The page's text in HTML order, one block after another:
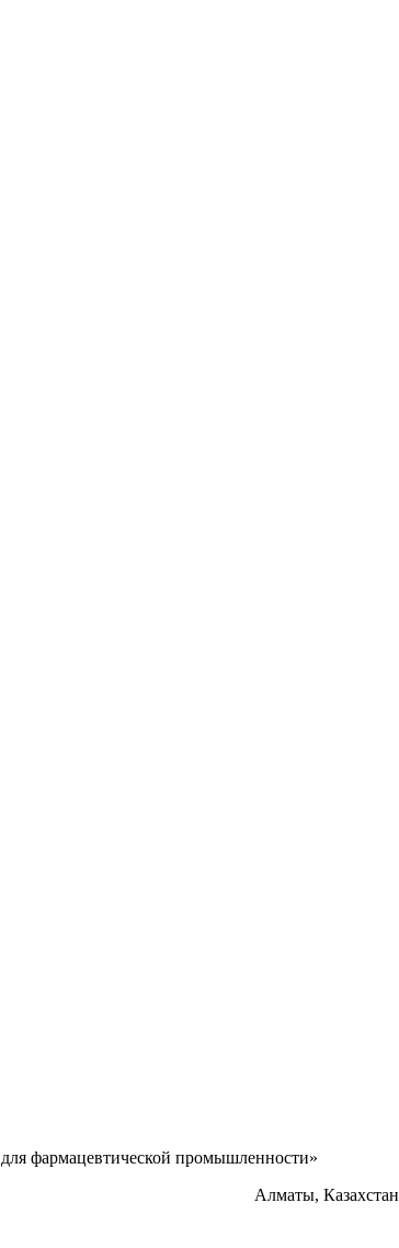
фармацевтической промышленности»
Алматы, Казахстан